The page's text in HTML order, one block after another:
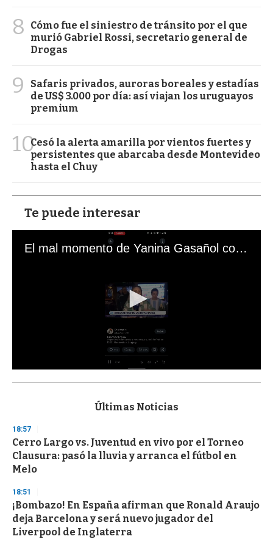
8
Cómo fue el siniestro de tránsito por el que
murió Gabriel Rossi, secretario general de
Drogas
9
Safaris privados, auroras boreales y estadías
de US$ 3.000 por día: así viajan los uruguayos
premium
10Cesó la alerta amarilla por vientos fuertes y
persistentes que abarcaba desde Montevideo
hasta el Chuy
Te puede interesar
El mal momento de Yanina Gasañol con un hincha argentino en "Subrayado"
s
d
s
o
f
3
s
e
c
o
n
Últimas Noticias
18:57
Cerro Largo vs. Juventud en vivo por el Torneo
Clausura: pasó la lluvia y arranca el fútbol en
Melo
18:51
¡Bombazo! En España afirman que Ronald Araujo
deja Barcelona y será nuevo jugador del
Liverpool de Inglaterra